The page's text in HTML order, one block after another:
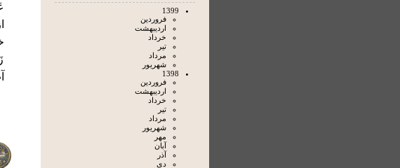
1399
فروردين
ارديبهشت
خرداد
تير
مرداد
شهريور
1398
فروردين
ارديبهشت
خرداد
تير
مرداد
شهريور
مهر
آبان
آذر
دي